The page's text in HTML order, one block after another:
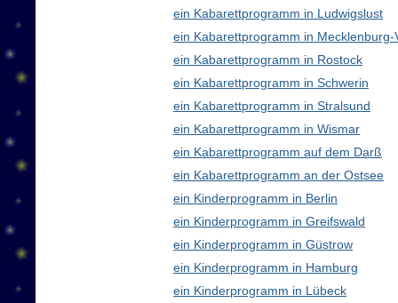
ein Kabarettprogramm in Ludwigslust
ein Kabarettprogramm in
ein Kabarettprogramm in Rostock
ein Kabarettprogramm in Schwerin
ein Kabarettprogramm in Stralsund
ein Kabarettprogramm in Wismar
ein Kabarettprogramm auf dem Darß
ein Kabarettprogramm an der Ostsee
ein Kinderprogramm in Berlin
ein Kinderprogramm in Greifswald
ein Kinderprogramm in Güstrow
ein Kinderprogramm in Hamburg
ein Kinderprogramm in Lübeck